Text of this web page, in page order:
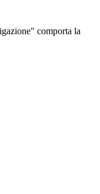
comporta la